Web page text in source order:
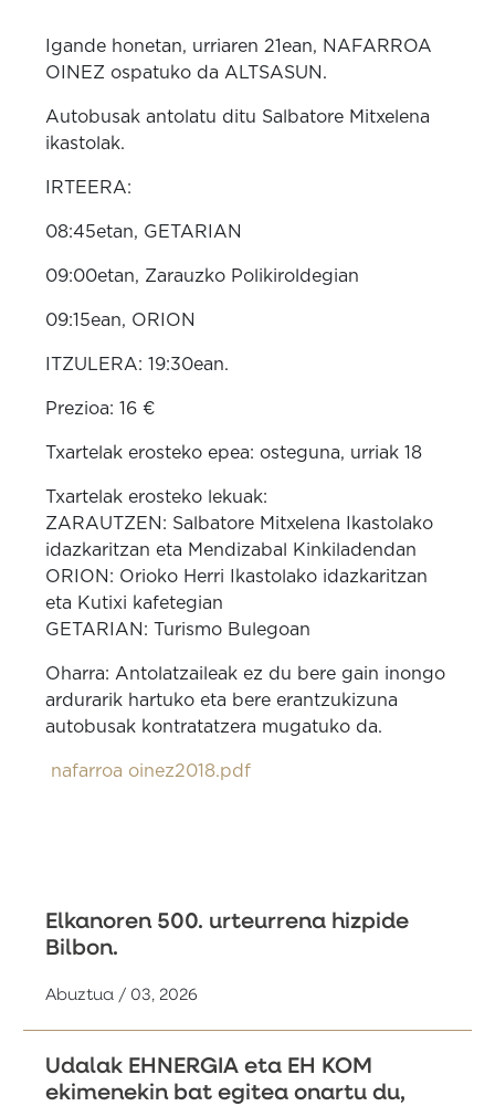
Igande honetan, urriaren 21ean, NAFARROA
OINEZ ospatuko da ALTSASUN.
Autobusak antolatu ditu Salbatore Mitxelena
ikastolak.
IRTEERA:
08:45etan, GETARIAN
09:00etan, Zarauzko Polikiroldegian
09:15ean, ORION
ITZULERA: 19:30ean.
Prezioa: 16 €
Txartelak erosteko epea: osteguna, urriak 18
Txartelak erosteko lekuak:
ZARAUTZEN: Salbatore Mitxelena Ikastolako
idazkaritzan eta Mendizabal Kinkiladendan
ORION: Orioko Herri Ikastolako idazkaritzan
eta Kutixi kafetegian
GETARIAN: Turismo Bulegoan
Oharra: Antolatzaileak ez du bere gain inongo
ardurarik hartuko eta bere erantzukizuna
autobusak kontratatzera mugatuko da.
nafarroa oinez2018.pdf
Elkanoren 500. urteurrena hizpide
Bilbon.
Abuztua / 03, 2026
Udalak EHNERGIA eta EH KOM
ekimenekin bat egitea onartu du,